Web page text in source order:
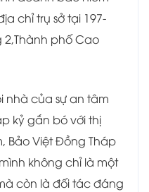
chỉ trụ sở tại 197-
2,Thành phố Cao
nhà của sự an tâm
kỷ gắn bó với thị
Bảo Việt Đồng Tháp
không chỉ là một
còn là đối tác đáng